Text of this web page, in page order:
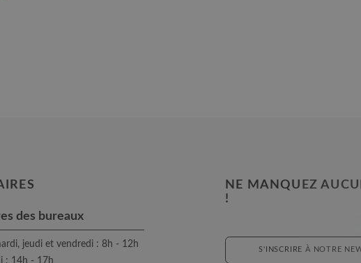
des bureaux
jeudi et vendredi : 8h - 12h
: 14h - 17h
NE MANQUEZ
!
S'INSCRIRE À NOTRE